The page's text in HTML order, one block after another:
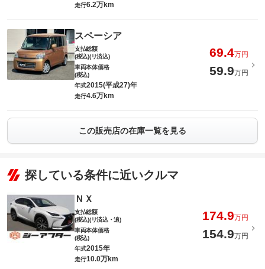
走行6.2万km
スペーシア
支払総額
(税込)(リ済込)
69.4万円
車両本体価格
(税込)
59.9万円
年式2015(平成27)年
走行4.6万km
この販売店の在庫一覧を見る
探している条件に近いクルマ
ＮＸ
支払総額
(税込)(リ済込・追)
174.9万円
車両本体価格
(税込)
154.9万円
年式2015年
走行10.0万km